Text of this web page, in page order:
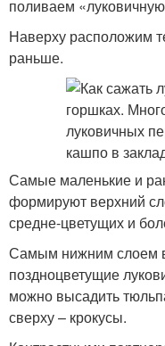
поливаем
Наверху расположим
раньше.
Самые маленькие и
формируют верхний
средне-цветущих и
Самым нижним слоем
поздноцветущие
можно высадить
сверху – крокусы.